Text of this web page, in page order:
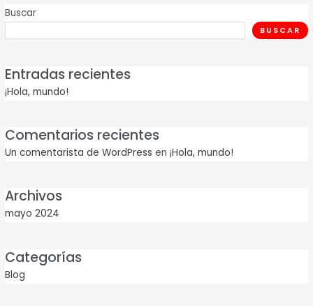
Buscar
BUSCAR
Entradas recientes
¡Hola, mundo!
Comentarios recientes
Un comentarista de WordPress en¡Hola, mundo!
Archivos
mayo 2024
Categorías
Blog